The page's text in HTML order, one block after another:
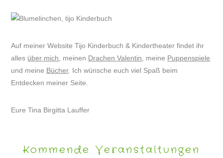
Auf meiner Website Tijo Kinderbuch & Kindertheater findet ihr
alles über mich , meinen Drachen Valentin , meine Puppenspiele
und meine Bücher. Ich wünsche euch viel Spaß beim
Entdecken meiner Seite.
Eure Tina Birgitta Lauffer
Kommende Veranstaltungen